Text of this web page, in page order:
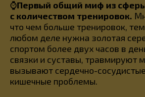
⌚Первый общий миф из сферы
с количеством тренировок.
что чем больше тренировок,
любом деле нужна золотая
спортом более двух часов в
связки и суставы, травмируют
вызывают сердечно-
кишечные проблемы.